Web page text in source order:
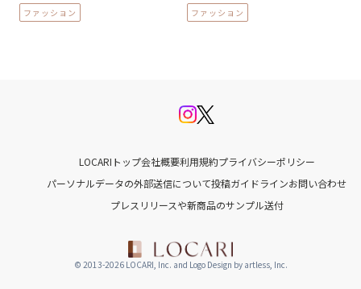
ファッション ファッション
LOCARIトップ会社概要利用規約プライバシーポリシー
パーソナルデータの外部送信について投稿ガイドラインお問い合わせ
プレスリリースや新商品のサンプル送付
© 2013-2026 LOCARI, Inc. and Logo Design by artless, Inc.